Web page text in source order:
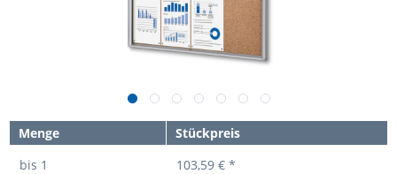
Menge
Stückpreis
bis 1 103,59 € *